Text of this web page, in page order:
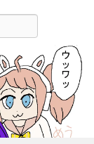
離倉庫
サイトです。